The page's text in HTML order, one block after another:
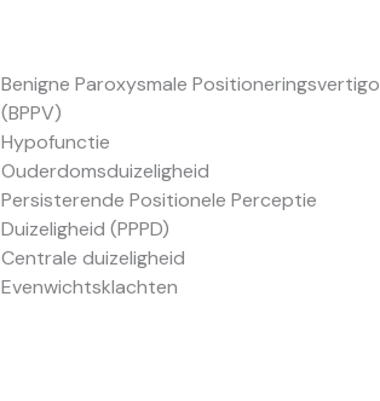
Benigne Paroxysmale Positioneringsvertigo
(BPPV)
Hypofunctie
Ouderdomsduizeligheid
Persisterende Positionele Perceptie
Duizeligheid (PPPD)
Centrale duizeligheid
Evenwichtsklachten